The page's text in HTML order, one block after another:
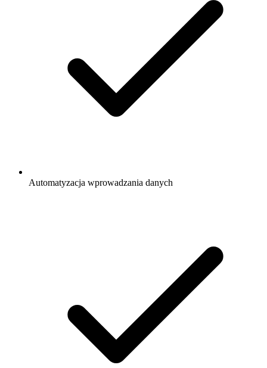
Automatyzacja wprowadzania danych